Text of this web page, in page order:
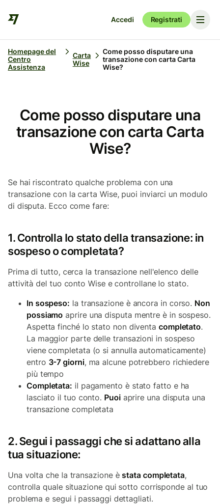
Accedi Registrati
Homepage del
Centro
Assistenza
Carta
Wise
Come posso disputare una
transazione con carta Carta
Wise?
Come posso disputare una
transazione con carta Carta
Wise?
Se hai riscontrato qualche problema con una
transazione con la carta Wise, puoi inviarci un modulo
di disputa. Ecco come fare:
1. Controlla lo stato della transazione: in
sospeso o completata?
Prima di tutto, cerca la transazione nell'elenco delle
attività del tuo conto Wise e controllane lo stato.
In sospeso: la transazione è ancora in corso. Non
possiamo aprire una disputa mentre è in sospeso.
Aspetta finché lo stato non diventa completato.
La maggior parte delle transazioni in sospeso
viene completata (o si annulla automaticamente)
entro 3-7 giorni, ma alcune potrebbero richiedere
più tempo
Completata: il pagamento è stato fatto e ha
lasciato il tuo conto. Puoiaprire una disputa una
transazione completata
2. Segui i passaggi che si adattano alla
tua situazione:
Una volta che la transazione èstata completata,
controlla quale situazione qui sotto corrisponde al tuo
problema e segui i passaggi dettagliati.